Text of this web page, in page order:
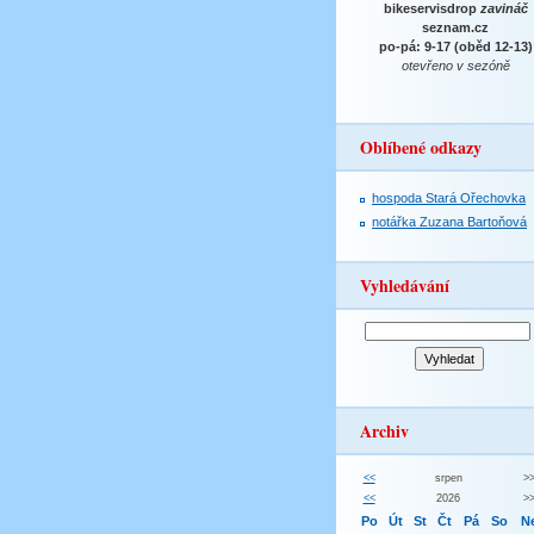
bikeservisdrop zavináč
seznam.cz
po-pá: 9-17 (oběd 12-13)
otevřeno v sezóně
Oblíbené odkazy
hospoda Stará Ořechovka
notářka Zuzana Bartoňová
Vyhledávání
Archiv
<< srpen
>>
<<
2026 >>
Po Út St Čt Pá So